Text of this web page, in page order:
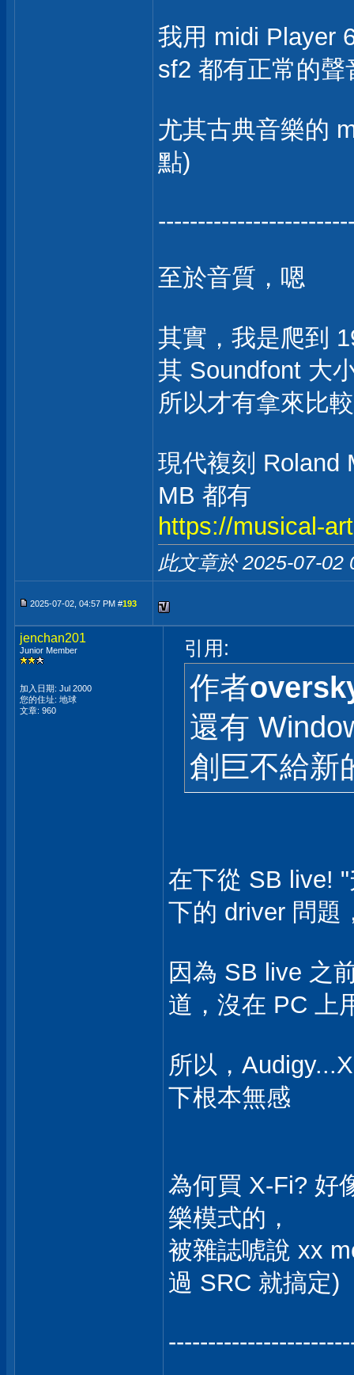
我用 midi Player
sf2 都有正常的聲
尤其古典音樂的
點)
至於音質，嗯
其實，我是爬到
其 Soundfont 大
所以才有拿來比
現代複刻 Roland
MB 都有
https://musical-
此文章於 2025-07-02
2025-07-02, 04:57 PM #193
jenchan201
Junior Member
加入日期: Jul 2000
您的住址: 地球
文章: 960
引用:
作者
還有
創巨不給新
在下從 SB live!
下的 driver 問題
因為 SB live 之
道，沒在 PC 上
所以，
下根本無感
為何買 X-Fi? 好
樂模式的，
被雜誌唬說 xx
過 SRC 就搞定)